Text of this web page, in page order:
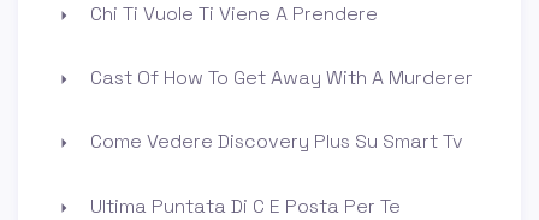
Chi Ti Vuole Ti Viene A Prendere
Cast Of How To Get Away With A Murderer
Come Vedere Discovery Plus Su Smart Tv
Ultima Puntata Di C E Posta Per Te